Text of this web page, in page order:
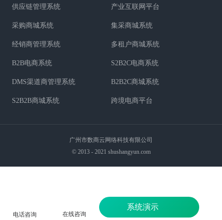
供应链管理系统 产业互联网平台
采购商城系统 集采商城系统
经销商管理系统 多租户商城系统
B2B电商系统 S2B2C电商系统
DMS渠道商管理系统 B2B2C商城系统
S2B2B商城系统 跨境电商平台
广州市数商云网络科技有限公司
© 2013 - 2021 shushangyun.com
电话咨询 在线咨询
系统演示